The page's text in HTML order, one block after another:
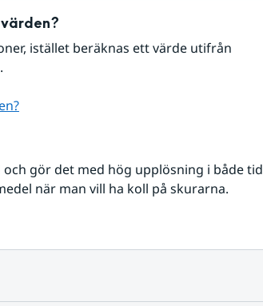
istället beräknas ett värde utifrån
gör det med hög upplösning i både tid
när man vill ha koll på skurarna.